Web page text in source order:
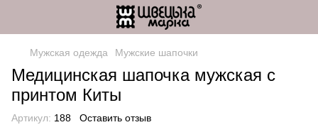
Мужская одежда Мужские шапочки
Медицинская шапочка мужская с
принтом Киты
Артикул: 188 Оставить отзыв